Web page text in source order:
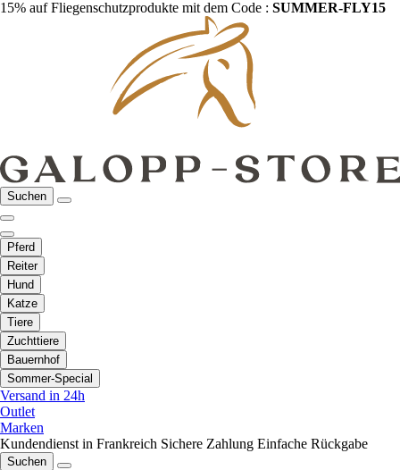
15% auf Fliegenschutzprodukte mit dem Code : SUMMER-FLY15
Suchen
Pferd
Reiter
Hund
Katze
Tiere
Zuchttiere
Bauernhof
Sommer-Special
Versand in 24h
Outlet
Marken
Kundendienst in Frankreich Sichere Zahlung Einfache Rückgabe
Suchen